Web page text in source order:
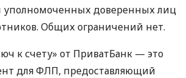
доверенных лиц
Общих ограничений нет.
к счету» от ПриватБанк — это
для ФЛП, предоставляющий